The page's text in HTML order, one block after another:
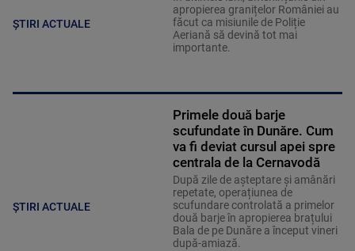
ȘTIRI ACTUALE
apropierea granițelor României au
făcut ca misiunile de Poliție
Aeriană să devină tot mai
importante.
ȘTIRI ACTUALE
Primele două barje
scufundate în Dunăre. Cum
va fi deviat cursul apei spre
centrala de la Cernavodă
După zile de așteptare și amânări
repetate, operațiunea de
scufundare controlată a primelor
două barje în apropierea brațului
Bala de pe Dunăre a început vineri
după-amiază.